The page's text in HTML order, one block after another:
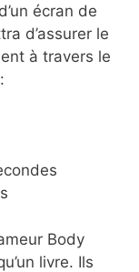
écran de
d’assurer le
à travers le
Body
livre. Ils